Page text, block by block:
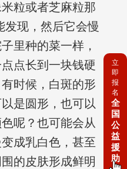
粒或者芝麻粒那
发现，然后它会慢
里种的菜一样，
点长到一块钱硬
时候，白斑的形
是圆形，也可以
呢？也可能会从
成乳白色，甚至
的皮肤形成鲜明
立
即
报
名
全
国
公
益
援
助